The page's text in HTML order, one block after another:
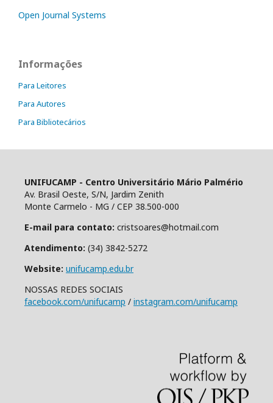
Open Journal Systems
Informações
Para Leitores
Para Autores
Para Bibliotecários
UNIFUCAMP - Centro Universitário Mário Palmério
Av. Brasil Oeste, S/N, Jardim Zenith
Monte Carmelo - MG / CEP 38.500-000
E-mail para contato: cristsoares@hotmail.com
Atendimento: (34) 3842-5272
Website: unifucamp.edu.br
NOSSAS REDES SOCIAIS
facebook.com/unifucamp / instagram.com/unifucamp